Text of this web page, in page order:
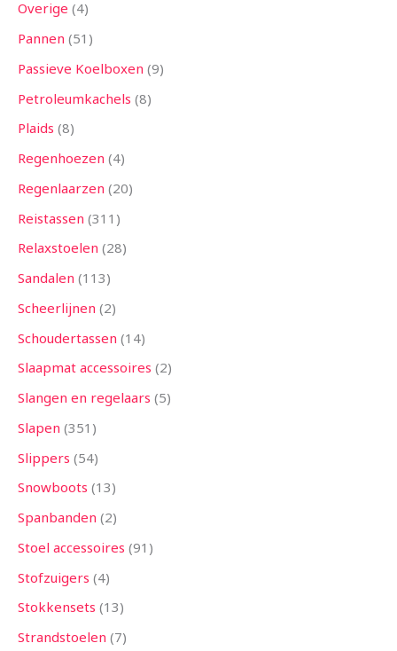
Overige 4
Pannen 51
Passieve Koelboxen 9
Petroleumkachels 8
Plaids 8
Regenhoezen 4
Regenlaarzen 20
Reistassen 311
Relaxstoelen 28
Sandalen 113
Scheerlijnen 2
Schoudertassen 14
Slaapmat accessoires 2
Slangen en regelaars 5
Slapen 351
Slippers 54
Snowboots 13
Spanbanden 2
Stoel accessoires 91
Stofzuigers 4
Stokkensets 13
Strandstoelen 7